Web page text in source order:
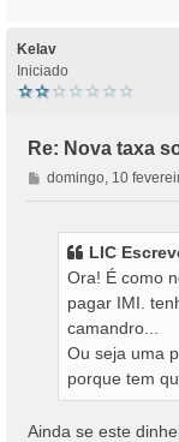
Kelav
Iniciado
Re: Nova taxa
M
e
domingo, 10
LIC
Ora! É como
pagar IMI.
camandro...
Ou seja uma
porque tem
Ainda se este